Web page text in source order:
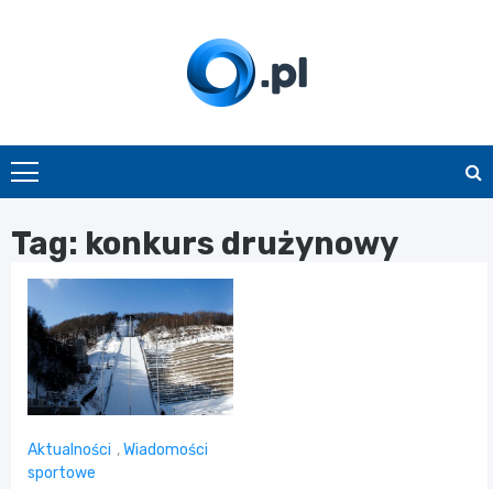
O.pl
Tag: konkurs drużynowy
Aktualności ,Wiadomości
sportowe